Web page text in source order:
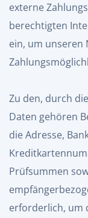
externe
berechtigten
ein, um unseren
Zu den, durch
Daten gehören
die Adresse,
Prüfsummen
erforderlich, um